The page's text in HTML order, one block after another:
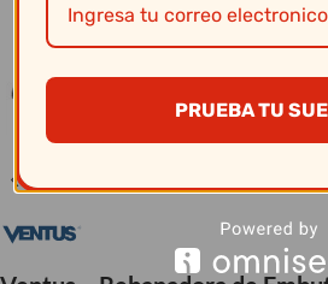
PRUEBA TU